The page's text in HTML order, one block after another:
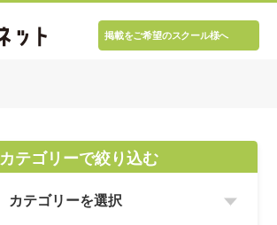
掲載をご希望のスクール様へ
カテゴリーで絞り込む